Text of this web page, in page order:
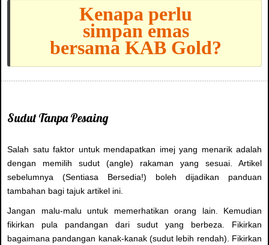
Kenapa perlu
simpan emas
bersama KAB Gold?
Sudut Tanpa Pesaing
Salah satu faktor untuk mendapatkan imej yang menarik adalah
dengan memilih sudut (angle) rakaman yang sesuai. Artikel
sebelumnya (Sentiasa Bersedia!) boleh dijadikan panduan
tambahan bagi tajuk artikel ini.
Jangan malu-malu untuk memerhatikan orang lain. Kemudian
fikirkan pula pandangan dari sudut yang berbeza. Fikirkan
bagaimana pandangan kanak-kanak (sudut lebih rendah). Fikirkan